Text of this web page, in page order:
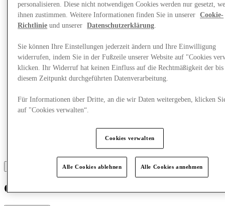
Mehr
Guess
personalisieren. Diese nicht notwendigen Cookies werden nur gesetzt,
ihnen zustimmen. Weitere Informationen finden Sie in unserer
Cookie-
Richtlinie und unserer Datenschutzerklärung.
Sie können Ihre Einstellungen jederzeit ändern und Ihre Einwilligung
widerrufen, indem Sie in der Fußzeile unserer Website auf "Cookies
klicken. Ihr Widerruf hat keinen Einfluss auf die Rechtmäßigkeit der bis
diesem Zeitpunkt durchgeführten Datenverarbeitung.
Für Informationen über Dritte, an die wir Daten weitergeben, klicken
auf "Cookies verwalten“.
Cookies verwalten
Alle Cookies ablehnen Alle Cookies annehmen